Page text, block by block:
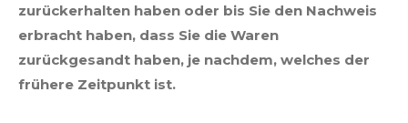
zurückerhalten haben oder bis Sie den Nachweis
erbracht haben, dass Sie die Waren
zurückgesandt haben, je nachdem, welches der
frühere Zeitpunkt ist.